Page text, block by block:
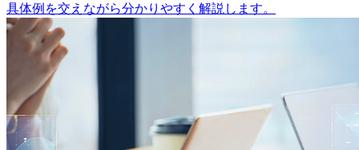
具体例を交えながら分かりやすく解説します。